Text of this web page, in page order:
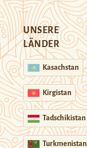
UNSERE
LÄNDER
Kasachstan
Kirgistan
Tadschikistan
Turkmenistan